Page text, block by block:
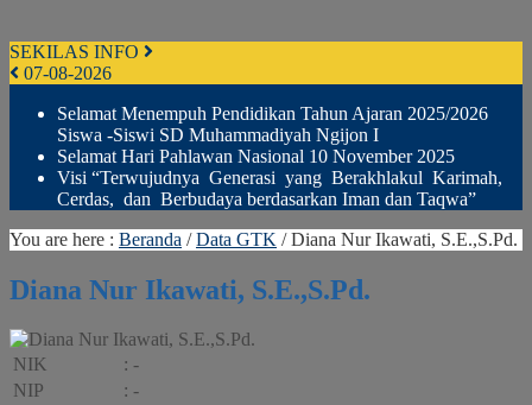
SEKILAS INFO
07-08-2026
Selamat Menempuh Pendidikan Tahun Ajaran 2025/2026
Siswa -Siswi SD Muhammadiyah Ngijon I
Selamat Hari Pahlawan Nasional 10 November 2025
Visi “Terwujudnya Generasi yang Berakhlakul Karimah,
Cerdas, dan Berbudaya berdasarkan Iman dan Taqwa”
You are here : Beranda /Data GTK /Diana Nur Ikawati, S.E.,S.Pd.
Diana Nur Ikawati, S.E.,S.Pd.
NIK
: -
NIP
: -